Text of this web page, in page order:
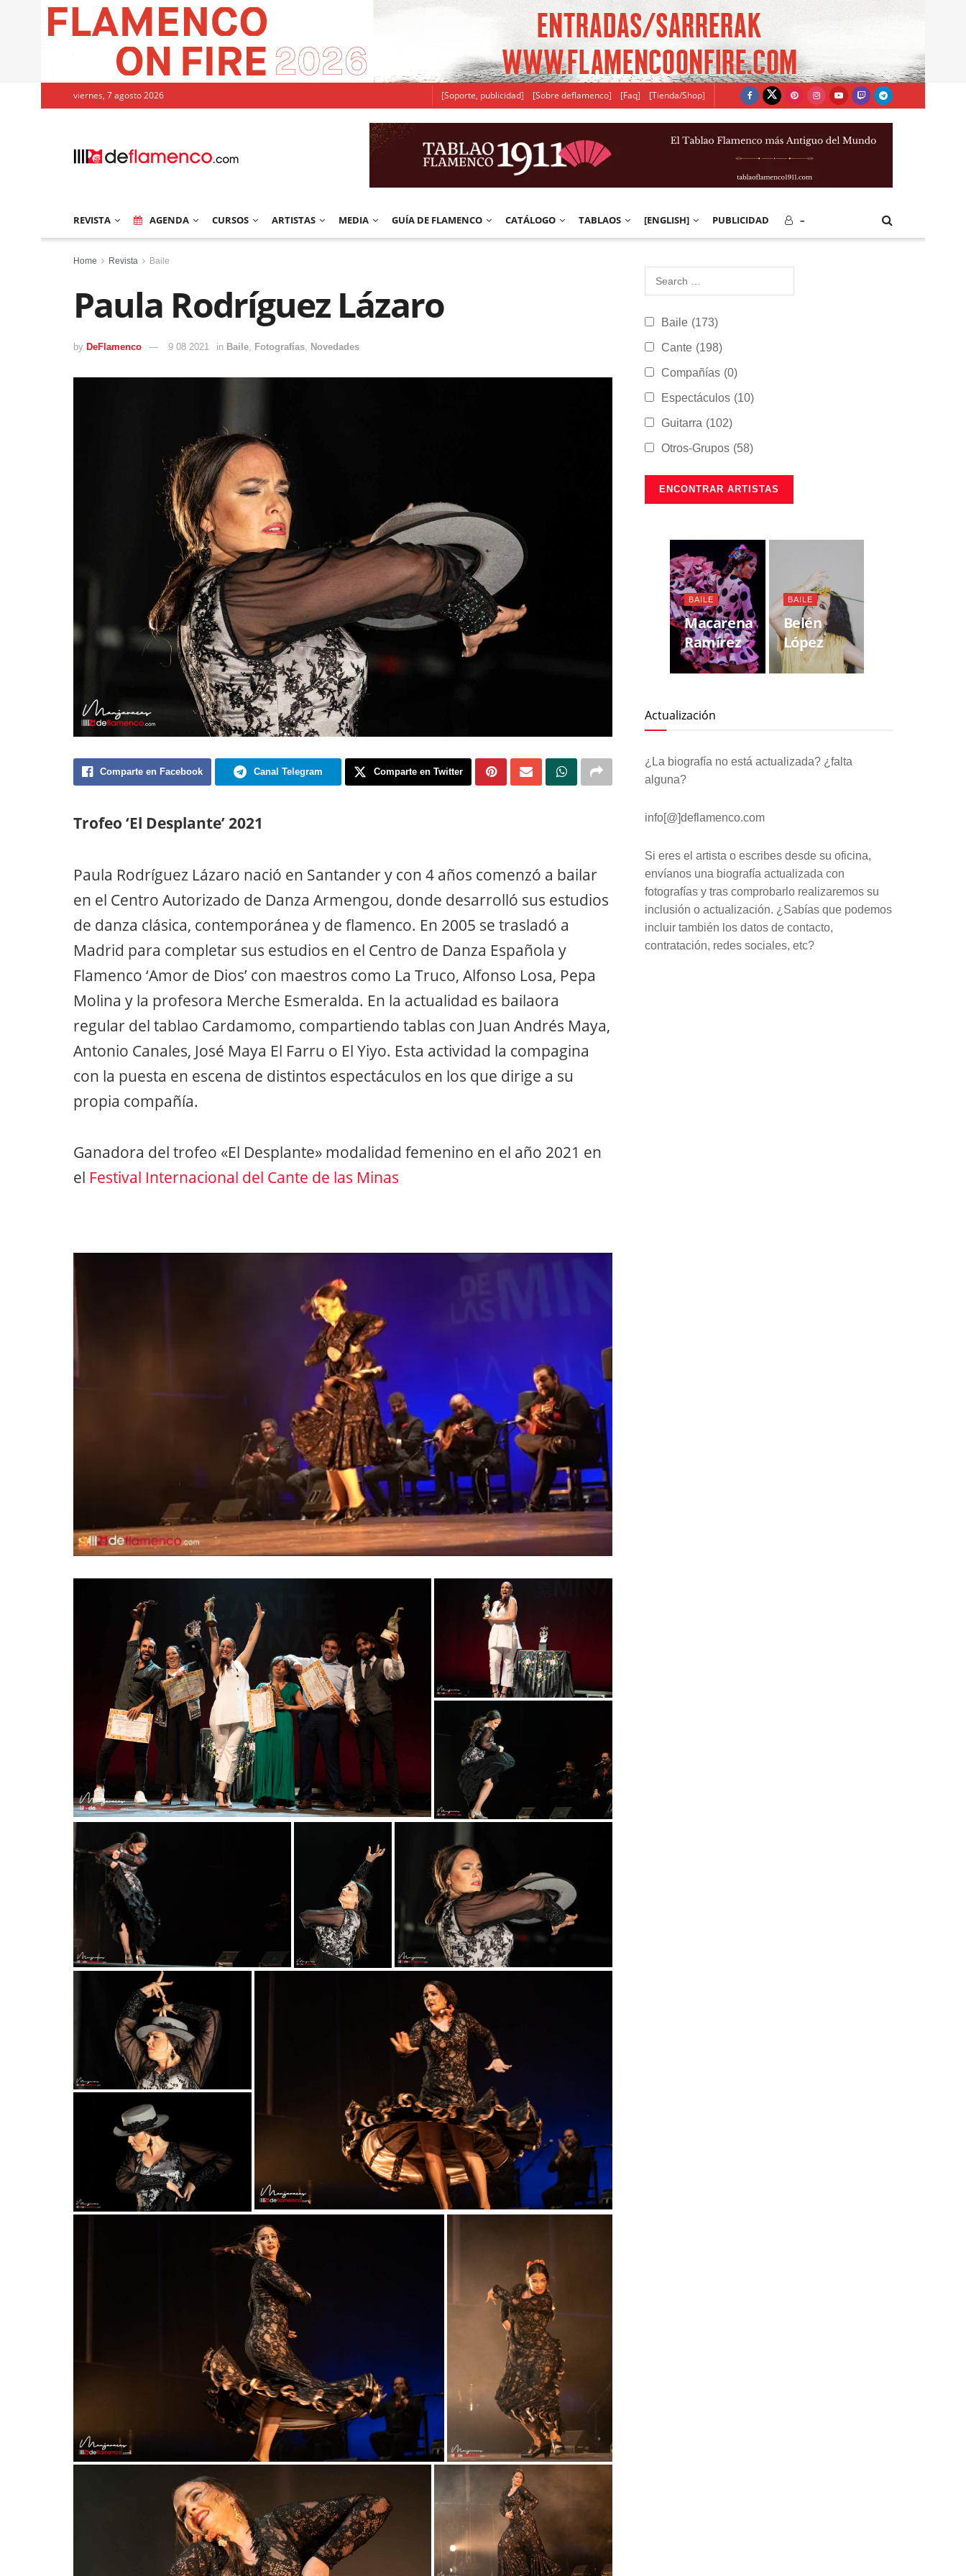
viernes, 7 agosto 2026 [Soporte, publicidad] [Sobre deflamenco] [Faq] [Tienda/Shop]
REVISTA AGENDA CURSOS ARTISTAS MEDIA GUÍA DE FLAMENCO CATÁLOGO TABLAOS [ENGLISH] PUBLICIDAD –
Home Revista Baile
Paula Rodríguez Lázaro
by DeFlamenco 9 08 2021 in Baile, Fotografías, Novedades
Comparte en Facebook Canal Telegram Comparte en Twitter
Trofeo ‘El Desplante’ 2021
Paula Rodríguez Lázaro nació en Santander y con 4 años comenzó a bailar
en el Centro Autorizado de Danza Armengou, donde desarrolló sus estudios
de danza clásica, contemporánea y de flamenco. En 2005 se trasladó a
Madrid para completar sus estudios en el Centro de Danza Española y
Flamenco ‘Amor de Dios’ con maestros como La Truco, Alfonso Losa, Pepa
Molina y la profesora Merche Esmeralda. En la actualidad es bailaora
regular del tablao Cardamomo, compartiendo tablas con Juan Andrés Maya,
Antonio Canales, José Maya El Farru o El Yiyo. Esta actividad la compagina
con la puesta en escena de distintos espectáculos en los que dirige a su
propia compañía.
Ganadora del trofeo «El Desplante» modalidad femenino en el año 2021 en
el Festival Internacional del Cante de las Minas
Baile (173)
Cante (198)
Compañías (0)
Espectáculos (10)
Guitarra (102)
Otros-Grupos (58)
BAILE
Macarena
Ramírez
BAILE
Belén
López
Actualización
¿La biografía no está actualizada? ¿falta
alguna?
info[@]deflamenco.com
Si eres el artista o escribes desde su oficina,
envíanos una biografía actualizada con
fotografías y tras comprobarlo realizaremos su
inclusión o actualización. ¿Sabías que podemos
incluir también los datos de contacto,
contratación, redes sociales, etc?